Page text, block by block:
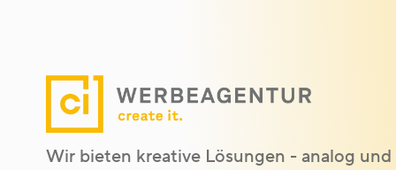
Wir bieten kreative Lösungen - analog und